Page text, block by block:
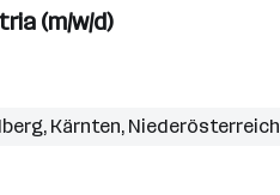
(m/w/d)
, Kärnten, Niederösterreich